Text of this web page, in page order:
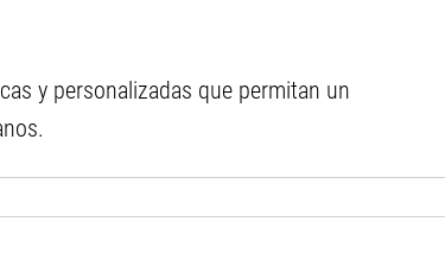
y personalizadas que permitan un